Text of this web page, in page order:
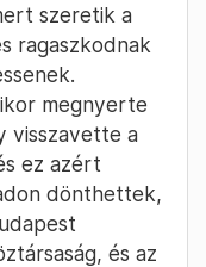
szeretik a
ragaszkodnak
megnyerte
visszavette a
ez azért
dönthettek,
és az